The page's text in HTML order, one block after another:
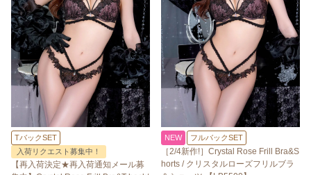
TバックSET
入荷リクエスト募集中！
【再入荷決定★再入荷通知メール募
NEW フルバックSET
［2/4新作!］Crystal Rose Frill Bra&S
horts / クリスタルローズフリルブラ